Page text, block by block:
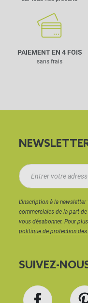
PAIEMENT EN 4 FOIS
sans frais
L'inscription à la
commerciales de la part
vous désabonner. Pour
politique de protection des
SUIVEZ-